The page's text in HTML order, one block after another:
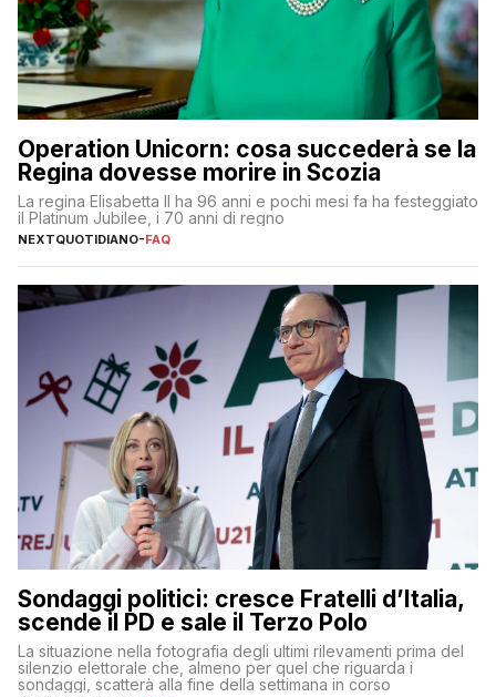
Operation Unicorn: cosa succederà se la
Regina dovesse morire in Scozia
La regina Elisabetta II ha 96 anni e pochi mesi fa ha festeggiato
il Platinum Jubilee, i 70 anni di regno
NEXTQUOTIDIANO-FAQ
Sondaggi politici: cresce Fratelli d’Italia,
scende il PD e sale il Terzo Polo
La situazione nella fotografia degli ultimi rilevamenti prima del
silenzio elettorale che, almeno per quel che riguarda i
sondaggi, scatterà alla fine della settimana in corso